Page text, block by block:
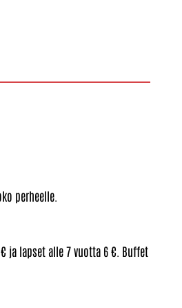
perheelle.
ja lapset alle 7 vuotta 6 €. Buffet